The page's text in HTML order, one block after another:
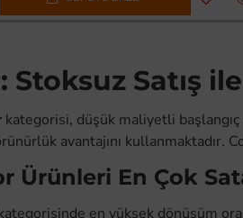
Satış
kategorisi, düşük maliyetli
avantajını
Ürünleri En Çok
en yüksek dönüşüm